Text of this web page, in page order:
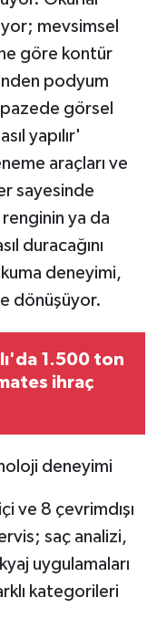
mevsimsel
göre kontür
podyum
görsel
yapılır'
araçları ve
sayesinde
renginin ya da
duracağını
deneyimi,
dönüşüyor.
1.500 ton
ihraç
deneyimi
ve 8 çevrimdışı
saç analizi,
uygulamaları
kategorileri